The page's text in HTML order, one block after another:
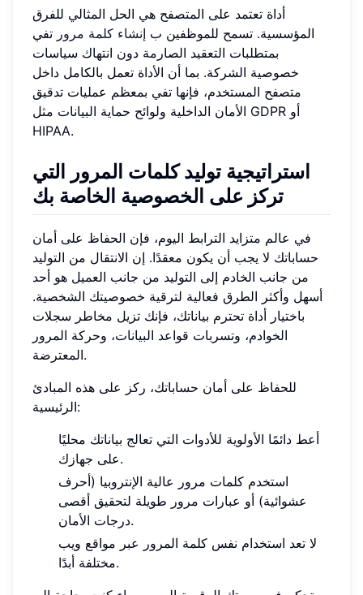
أداة تعتمد على المتصفح هي الحل المثالي للفرق
المؤسسية. تسمح للموظفين ب إنشاء كلمة مرور تفي
بمتطلبات التعقيد الصارمة دون انتهاك سياسات
خصوصية الشركة. بما أن الأداة تعمل بالكامل داخل
متصفح المستخدم، فإنها تفي بمعظم عمليات تدقيق
الأمان الداخلية ولوائح حماية البيانات مثل GDPR أو
HIPAA.
استراتيجية توليد كلمات المرور التي
تركز على الخصوصية الخاصة بك
في عالم متزايد الترابط اليوم، فإن الحفاظ على أمان
حساباتك لا يجب أن يكون معقدًا. إن الانتقال من التوليد
من جانب الخادم إلى التوليد من جانب العميل هو أحد
أسهل وأكثر الطرق فعالية لترقية خصوصيتك الشخصية.
باختيار أداة تحترم بياناتك، فإنك تزيل مخاطر سجلات
الخوادم، وتسربات قواعد البيانات، وحركة المرور
المعترضة.
للحفاظ على أمان حساباتك، ركز على هذه المبادئ
الرئيسية:
أعط دائمًا الأولوية للأدوات التي تعالج بياناتك محليًا
على جهازك.
استخدم كلمات مرور عالية الإنتروبيا (أحرف
عشوائية) أو عبارات مرور طويلة لتحقيق أقصى
درجات الأمان.
لا تعد استخدام نفس كلمة المرور عبر مواقع ويب
مختلفة أبدًا.